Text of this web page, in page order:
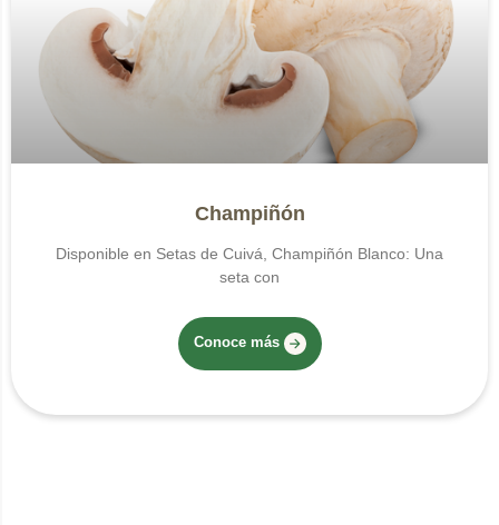
Champiñón
Disponible en Setas de Cuivá, Champiñón Blanco: Una
seta con
Conoce más